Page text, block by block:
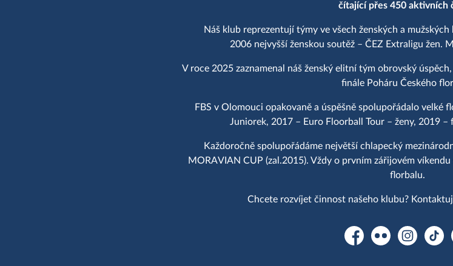
čítající přes 450 aktivních
Náš klub reprezentují týmy ve všech ženských a
2006 nejvyšší ženskou soutěž – ČEZ Extraligu žen.
V roce 2025 zaznamenal náš ženský elitní tým obrovský
finále Poháru Českého
FBS v Olomouci opakovaně a úspěšně spolupořádalo velké
Juniorek, 2017 – Euro Floorball Tour – ženy, 2019 –
Každoročně spolupořádáme největší chlapecký
MORAVIAN CUP (zal.2015). Vždy o prvním zářijovém
florbalu.
Chcete rozvíjet činnost našeho klubu?
FacebookFlickr Instagram
TikTok